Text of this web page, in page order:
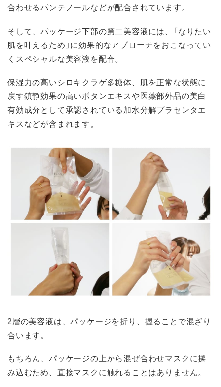
合わせるパンテノールなどが配合されています。
そして、パッケージ下部の第二美容液には、「なりたい
肌を叶えるため」に効果的なアプローチをおこなってい
くスペシャルな美容液を配合。
保湿力の高いシロキクラゲ多糖体、肌を正常な状態に
戻す鎮静効果の高いボタンエキスや医薬部外品の美白
有効成分として承認されている加水分解プラセンタエ
キスなどが含まれます。
2層の美容液は、パッケージを折り、握ることで混ざり
合います。
もちろん、パッケージの上から混ぜ合わせマスクに揉
み込むため、直接マスクに触れることはありません。